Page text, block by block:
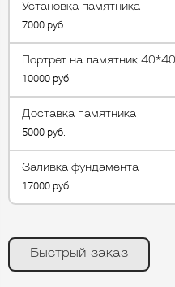
Установка памятника
7000 руб.
Портрет на памятник
10000 руб.
Доставка памятника
5000 руб.
Заливка фундамента
17000 руб.
Быстрый заказ